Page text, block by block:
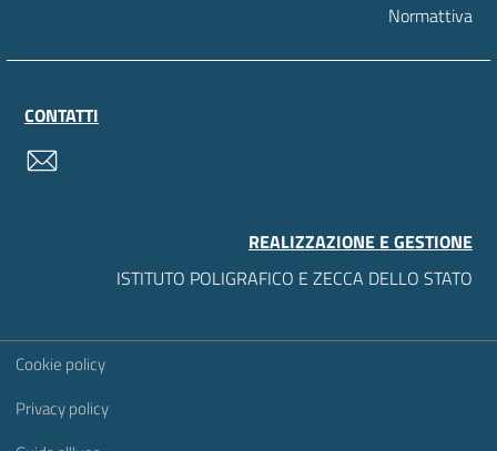
Normattiva
CONTATTI
REALIZZAZIONE E GESTIONE
ISTITUTO POLIGRAFICO E ZECCA DELLO STATO
Sezione Link Utili
Cookie policy
Privacy policy